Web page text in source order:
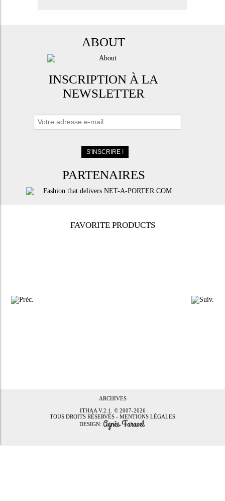
ABOUT
INSCRIPTION À LA
NEWSLETTER
PARTENAIRES
FAVORITE PRODUCTS
ARCHIVES
ITHAAV.2.1. © 2007-2026
TOUS DROITS RÉSERVÉS - MENTIONS LÉGALES
DESIGN: